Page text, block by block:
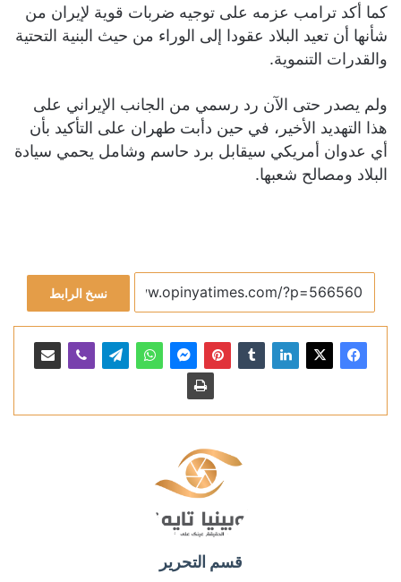
كما أكد ترامب عزمه على توجيه ضربات قوية لإيران من
شأنها أن تعيد البلاد عقودا إلى الوراء من حيث البنية التحتية
والقدرات التنموية.
ولم يصدر حتى الآن رد رسمي من الجانب الإيراني على
هذا التهديد الأخير، في حين دأبت طهران على التأكيد بأن
أي عدوان أمريكي سيقابل برد حاسم وشامل يحمي سيادة
البلاد ومصالح شعبها.
نسخ الرابط
قسم التحرير